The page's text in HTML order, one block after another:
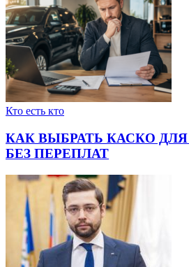
Кто есть кто
КАК ВЫБРАТЬ КАСКО
БЕЗ ПЕРЕПЛАТ